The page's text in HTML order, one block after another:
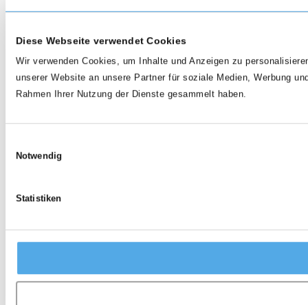
Diese Webseite verwendet Cookies
Wir verwenden Cookies, um Inhalte und Anzeigen zu
unserer Website an unsere Partner für soziale Medien, Werbung
Rahmen Ihrer Nutzung der Dienste gesammelt haben.
Notwendig
Statistiken